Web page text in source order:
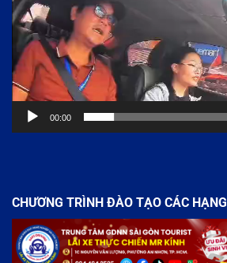
00:00
CHƯƠNG TRÌNH ĐÀO TẠO CÁC HẠNG